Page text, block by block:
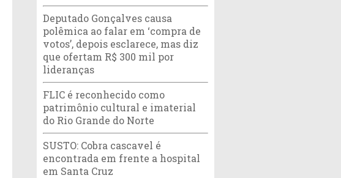
Deputado Gonçalves causa
polêmica ao falar em ‘compra de
votos’, depois esclarece, mas diz
que ofertam R$ 300 mil por
lideranças
FLIC é reconhecido como
patrimônio cultural e imaterial
do Rio Grande do Norte
SUSTO: Cobra cascavel é
encontrada em frente a hospital
em Santa Cruz